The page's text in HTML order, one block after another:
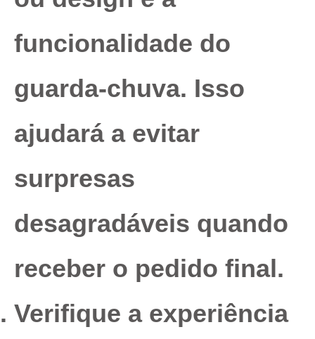
funcionalidade do
guarda-chuva. Isso
ajudará a evitar
surpresas
desagradáveis ​​quando
receber o pedido final.
Verifique a experiência